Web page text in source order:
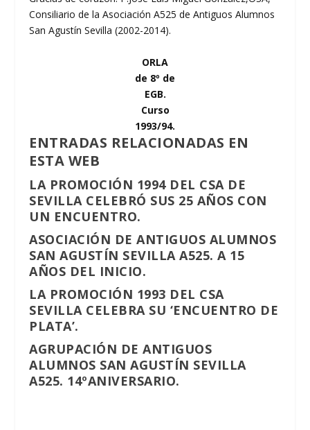
Consiliario de la Asociación A525 de Antiguos Alumnos
San Agustín Sevilla (2002-2014).
ORLA
de 8º de
EGB.
Curso
1993/94.
ENTRADAS RELACIONADAS EN
ESTA WEB
LA PROMOCIÓN 1994 DEL CSA DE
SEVILLA CELEBRÓ SUS 25 AÑOS CON
UN ENCUENTRO.
ASOCIACIÓN DE ANTIGUOS ALUMNOS
SAN AGUSTÍN SEVILLA A525. A 15
AÑOS DEL INICIO.
LA PROMOCIÓN 1993 DEL CSA
SEVILLA CELEBRA SU ‘ENCUENTRO DE
PLATA’.
AGRUPACIÓN DE ANTIGUOS
ALUMNOS SAN AGUSTÍN SEVILLA
A525. 14ºANIVERSARIO.